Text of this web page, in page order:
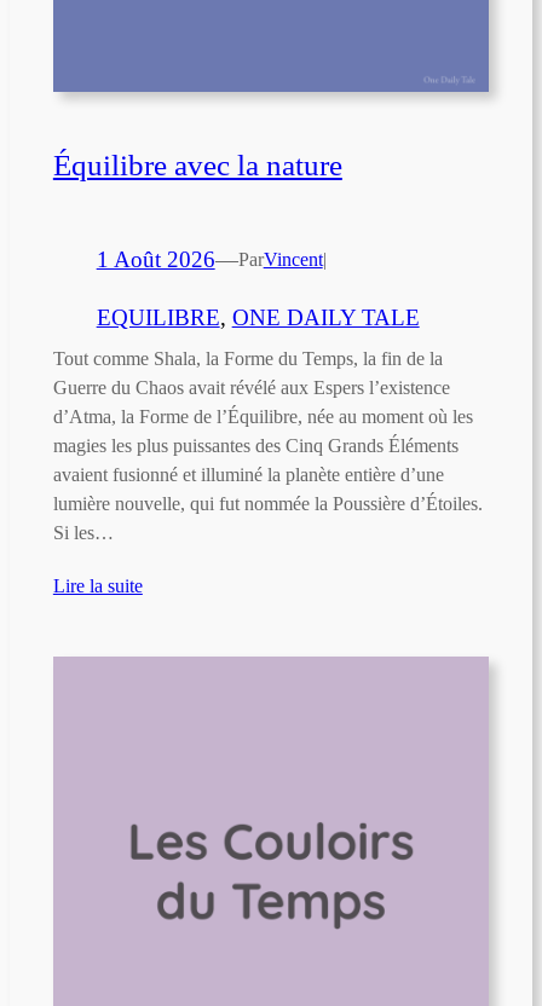
Équilibre avec la nature
1 Août 2026—ParVincent|
EQUILIBRE, ONE DAILY TALE
Tout comme Shala, la Forme du Temps, la fin de la
Guerre du Chaos avait révélé aux Espers l’existence
d’Atma, la Forme de l’Équilibre, née au moment où les
magies les plus puissantes des Cinq Grands Éléments
avaient fusionné et illuminé la planète entière d’une
lumière nouvelle, qui fut nommée la Poussière d’Étoiles.
Si les…
Lire la suite